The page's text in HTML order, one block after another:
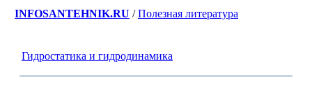
INFOSANTEHNIK.RU /Полезная литература
Гидростатика и гидродинамика